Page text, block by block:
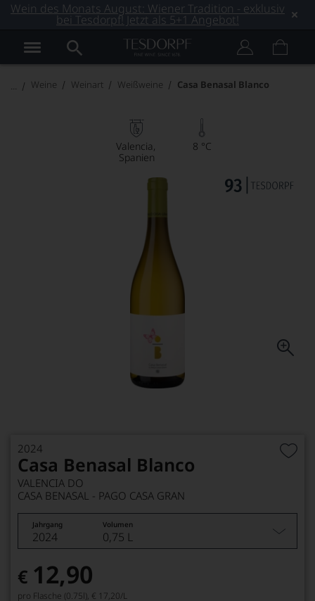
Wein des Monats August: Wiener Tradition - exklusiv
bei Tesdorpf! Jetzt als 5+1 Angebot!
Weine Weinart Weißweine Casa Benasal Blanco
Valencia
Spanien
8 °C
2024
Casa Benasal Blanco
VALENCIA DO
CASA BENASAL - PAGO CASA GRAN
Jahrgang Volumen
2024 0,75 L
€ 12,90
pro Flasche (0.75l), € 17,20/L